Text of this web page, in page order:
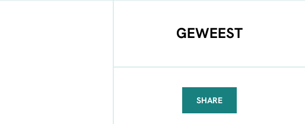
GEWEEST
SHARE